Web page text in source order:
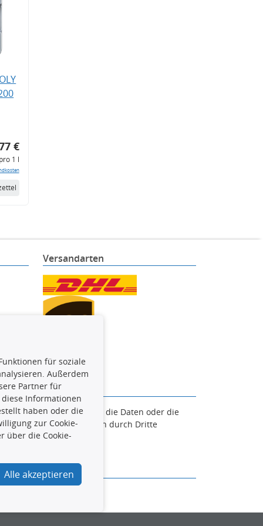
€
1 l
Versandarten
Es ist zu unterlassen, die Daten oder die
oder diese Handlungen durch Dritte
verfolgt.
für soziale
Außerdem
Partner für
Informationen
haben oder die
zur Cookie-
über die Cookie-
Alle akzeptieren